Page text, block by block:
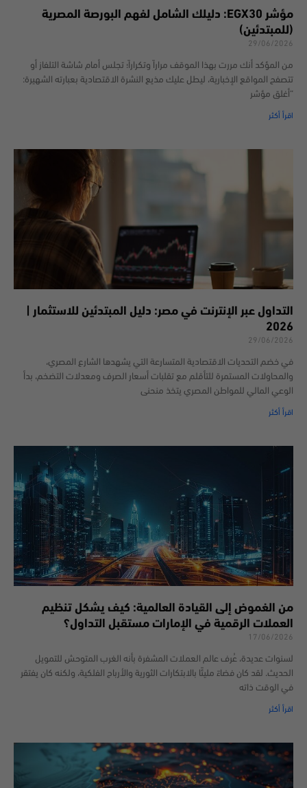
مؤشر EGX30: دليلك الشامل لفهم البورصة المصرية
(للمبتدئين)
29/06/2026
من المؤكد أنك مررت بهذا الموقف مراراً وتكراراً؛ تجلس أمام شاشة التلفاز أو
تتصفح المواقع الإخبارية، ليطل عليك مذيع النشرة الاقتصادية بعبارته الشهيرة:
“أغلق مؤشر
اقرأ أكثر
التداول عبر الإنترنت في مصر: دليل المبتدئين للاستثمار |
2026
29/06/2026
في خضم التحديات الاقتصادية المتسارعة التي يشهدها الشارع المصري،
والمحاولات المستمرة للتأقلم مع تقلبات أسعار الصرف ومعدلات التضخم، بدأ
الوعي المالي للمواطن المصري يتخذ منحنى
اقرأ أكثر
من الغموض إلى القيادة العالمية: كيف يشكل تنظيم
العملات الرقمية في الإمارات مستقبل التداول؟
17/06/2026
لسنوات عديدة، عُرف عالم العملات المشفرة بأنه الغرب المتوحش للتمويل
الحديث. لقد كان فضاءً مليئًا بالابتكارات الثورية والأرباح الفلكية، ولكنه كان يفتقر
في الوقت ذاته
اقرأ أكثر